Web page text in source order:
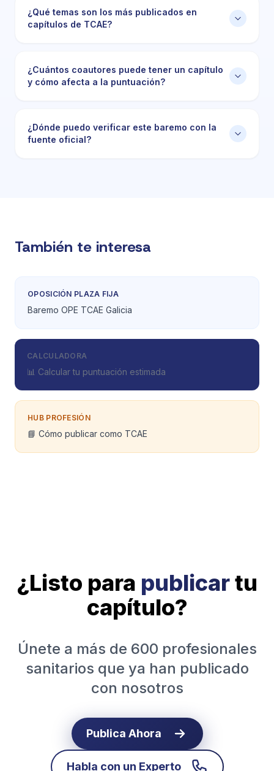
¿Qué temas son los más publicados en
capítulos de TCAE?
¿Cuántos coautores puede tener un capítulo
y cómo afecta a la puntuación?
¿Dónde puedo verificar este baremo con la
fuente oficial?
También te interesa
OPOSICIÓN PLAZA FIJA
Baremo OPE TCAE Galicia
CALCULADORA
📊 Calcular tu puntuación estimada
HUB PROFESIÓN
📘 Cómo publicar como TCAE
¿Listo para publicartu
capítulo?
Únete a más de 600 profesionales
sanitarios que ya han publicado
con nosotros
Publica Ahora
Habla con un Experto